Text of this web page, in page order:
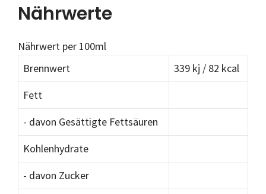
Nährwerte
Nährwert per 100ml
Brennwert
339 kj / 82 kcal
Fett
- davon Gesättigte Fettsäuren
Kohlenhydrate
- davon Zucker